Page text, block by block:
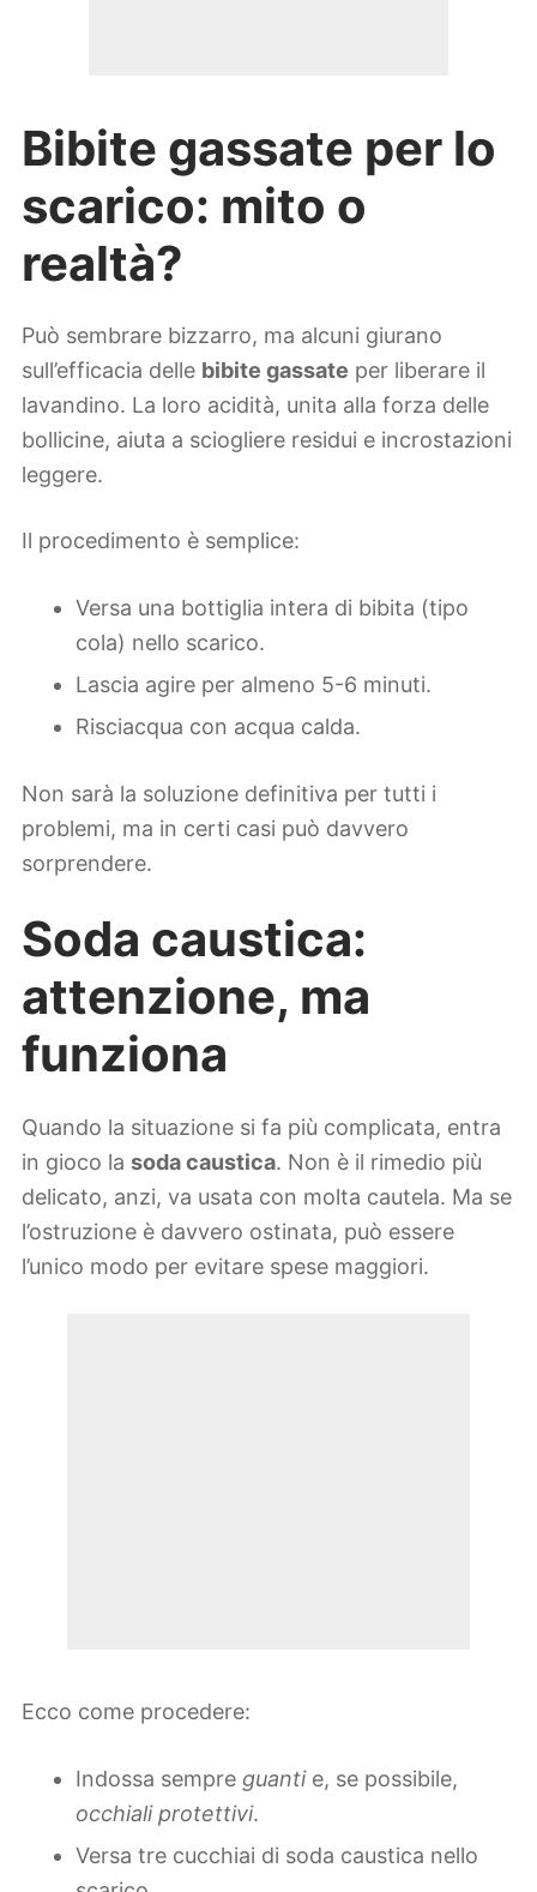
Bibite gassate per lo
scarico: mito o
realtà?
Può sembrare bizzarro, ma alcuni giurano
sull’efficacia delle bibite gassate per liberare il
lavandino. La loro acidità, unita alla forza delle
bollicine, aiuta a sciogliere residui e incrostazioni
leggere.
Il procedimento è semplice:
Versa una bottiglia intera di bibita (tipo
cola) nello scarico.
Lascia agire per almeno 5-6 minuti.
Risciacqua con acqua calda.
Non sarà la soluzione definitiva per tutti i
problemi, ma in certi casi può davvero
sorprendere.
Soda caustica:
attenzione, ma
funziona
Quando la situazione si fa più complicata, entra
in gioco la soda caustica. Non è il rimedio più
delicato, anzi, va usata con molta cautela. Ma se
l’ostruzione è davvero ostinata, può essere
l’unico modo per evitare spese maggiori.
Ecco come procedere:
Indossa sempre guantie, se possibile,
occhiali protettivi.
Versa tre cucchiai di soda caustica nello